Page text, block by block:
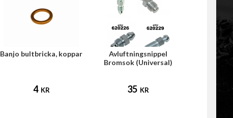
Banjo bultbricka, koppar
4 KR
Avluftningsnippel
Bromsok (Universal)
35 KR